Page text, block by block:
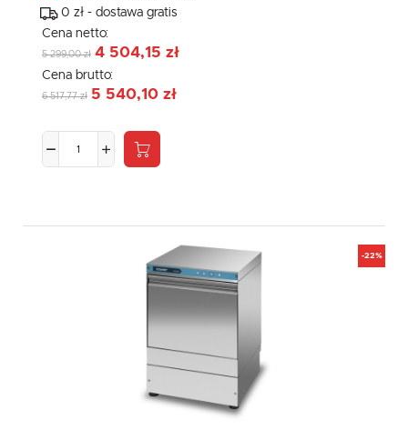
0 zł - dostawa gratis
Cena netto:
5 299,00 zł 4 504,15 zł
Cena brutto:
6 517,77 zł 5 540,10 zł
-22%